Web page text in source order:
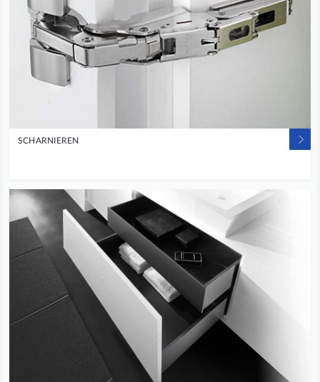
SCHARNIEREN